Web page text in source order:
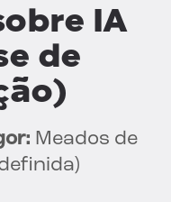
IA
de
Meados de